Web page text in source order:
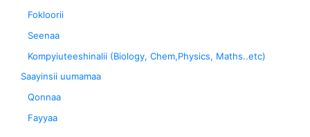
Fokloorii
Seenaa
Kompyiuteeshinalii (Biology, Chem,Physics, Maths..etc)
Saayinsii uumamaa
Qonnaa
Fayyaa